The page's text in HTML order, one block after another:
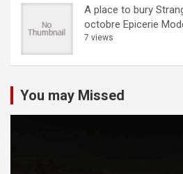
A place to bury
octobre Epicerie
7 views
You may Missed